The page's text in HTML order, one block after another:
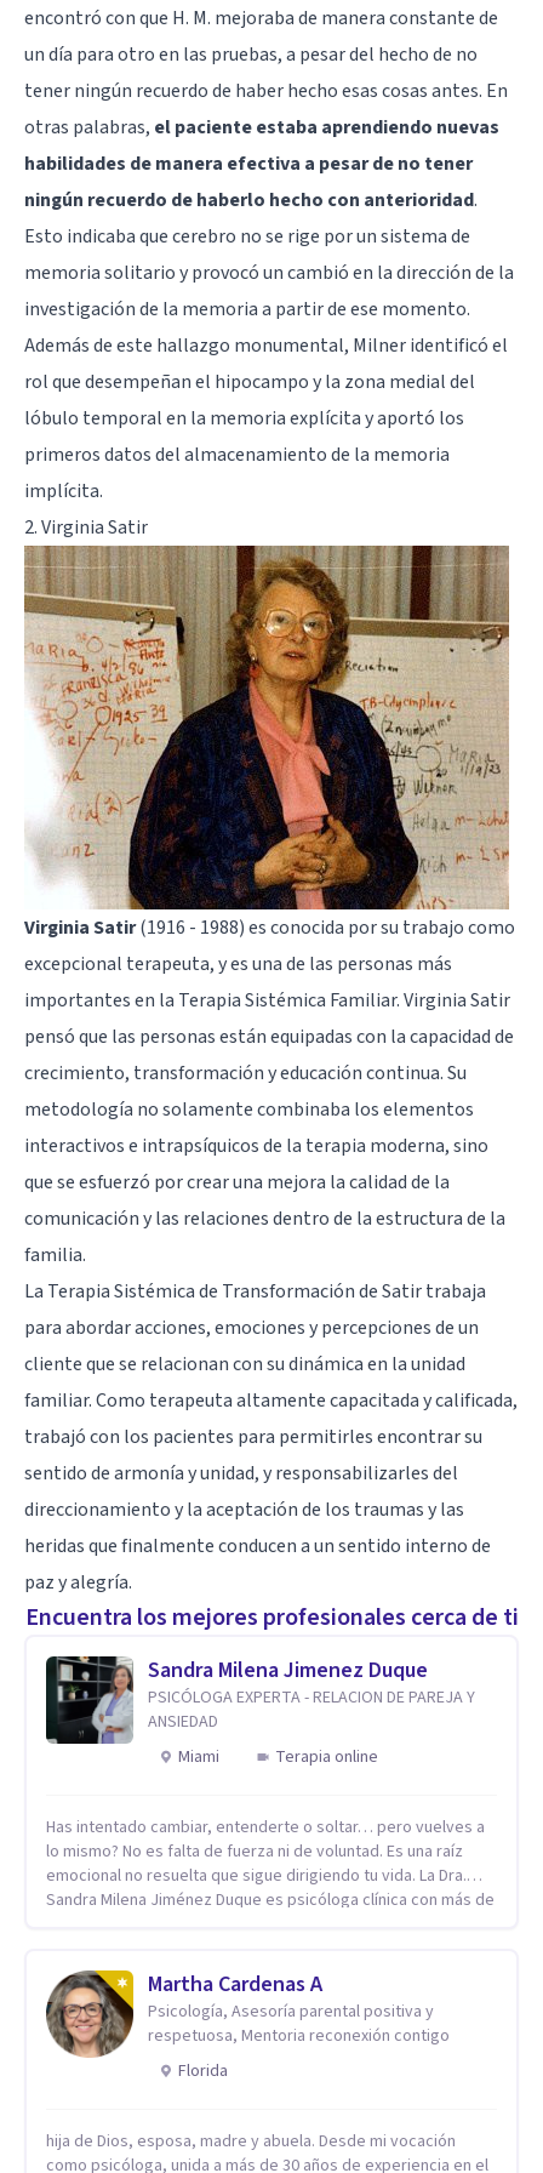
encontró con que H. M. mejoraba de manera constante de
un día para otro en las pruebas, a pesar del hecho de no
tener ningún recuerdo de haber hecho esas cosas antes. En
otras palabras, el paciente estaba aprendiendo nuevas
habilidades de manera efectiva a pesar de no tener
ningún recuerdo de haberlo hecho con anterioridad.
Esto indicaba que cerebro no se rige por un sistema de
memoria solitario y provocó un cambió en la dirección de la
investigación de la memoria a partir de ese momento.
Además de este hallazgo monumental, Milner identificó el
rol que desempeñan el hipocampo y la zona medial del
lóbulo temporal en la memoria explícita y aportó los
primeros datos del almacenamiento de la memoria
implícita.
2. Virginia Satir
Virginia Satir(1916 - 1988) es conocida por su trabajo como
excepcional terapeuta, y es una de las personas más
importantes en la Terapia Sistémica Familiar. Virginia Satir
pensó que las personas están equipadas con la capacidad de
crecimiento, transformación y educación continua. Su
metodología no solamente combinaba los elementos
interactivos e intrapsíquicos de la terapia moderna, sino
que se esfuerzó por crear una mejora la calidad de la
comunicación y las relaciones dentro de la estructura de la
familia.
La Terapia Sistémica de Transformación de Satir trabaja
para abordar acciones, emociones y percepciones de un
cliente que se relacionan con su dinámica en la unidad
familiar. Como terapeuta altamente capacitada y calificada,
trabajó con los pacientes para permitirles encontrar su
sentido de armonía y unidad, y responsabilizarles del
direccionamiento y la aceptación de los traumas y las
heridas que finalmente conducen a un sentido interno de
paz y alegría.
Encuentra los mejores profesionales cerca de ti
Sandra Milena Jimenez Duque
PSICÓLOGA EXPERTA - RELACION DE PAREJA Y
ANSIEDAD
Miami
Terapia online
Has intentado cambiar, entenderte o soltar… pero vuelves a
lo mismo? No es falta de fuerza ni de voluntad. Es una raíz
emocional no resuelta que sigue dirigiendo tu vida. La Dra.
Sandra Milena Jiménez Duque es psicóloga clínica con más de
ansiedad, la baja autoestima, la dependencia emocional y los
conflictos de pareja. Ha trabajado con pacientes en
diferentes países, acompañando procesos complejos. Su
enfoque terapéutico se diferencia por una premisa clara: no
trabaja el síntoma, trabaja la raíz que lo origina. Su
infancia y reestructuración cognitiva profunda, permitiendo
transformar patrones, emociones y decisiones desde su
Martha Cardenas A
Psicología, Asesoría parental positiva y
respetuosa, Mentoria reconexión contigo
Florida
hija de Dios, esposa, madre y abuela. Desde mi vocación
como psicóloga, unida a más de 30 años de experiencia en el